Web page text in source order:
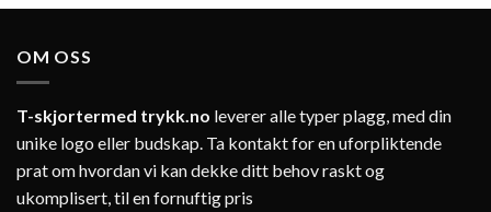
OM OSS
T-skjortermed trykk.no leverer alle typer plagg, med din
unike logo eller budskap. Ta kontakt for en uforpliktende
prat om hvordan vi kan dekke ditt behov raskt og
ukomplisert, til en fornuftig pris